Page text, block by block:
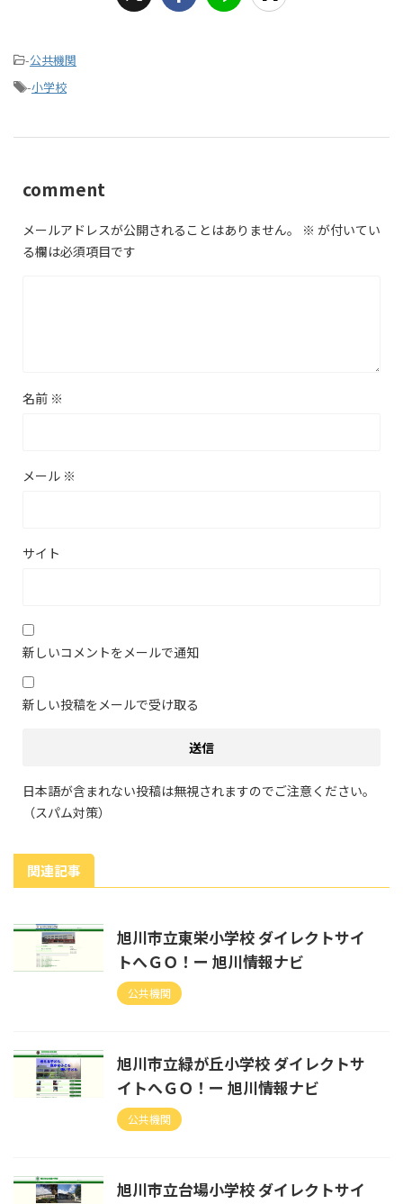
-公共機関
-小学校
comment
メールアドレスが公開されることはありません。 ※ が付いてい
る欄は必須項目です
名前 ※
メール ※
サイト
新しいコメントをメールで通知
新しい投稿をメールで受け取る
日本語が含まれない投稿は無視されますのでご注意ください。
（スパム対策）
関連記事
旭川市立東栄小学校 ダイレクトサイ
トへＧＯ！ー 旭川情報ナビ
公共機関
旭川市立緑が丘小学校 ダイレクトサ
イトへＧＯ！ー 旭川情報ナビ
公共機関
旭川市立台場小学校 ダイレクトサイ